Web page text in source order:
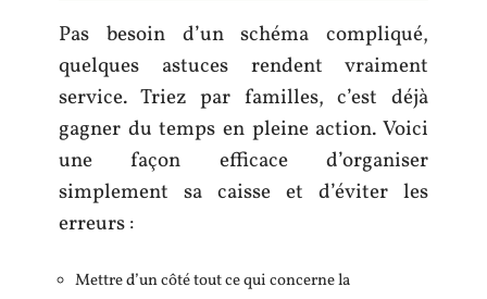
Pas besoin d’un schéma compliqué,
quelques astuces rendent vraiment
service. Triez par familles, c’est déjà
gagner du temps en pleine action. Voici
une façon efficace d’organiser
simplement sa caisse et d’éviter les
erreurs :
Mettre d’un côté tout ce qui concerne la